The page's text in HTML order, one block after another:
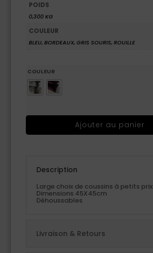
POIDS
0,300 KG
COULEUR
BLEU, BORDEAUX, GRIS SOURIS, ROUILLE
COULEUR
Ajouter au panier
Description
Large choix de coussins à petits prix
Dimensions 45X45cm
Déhoussables
Livraison & Retours